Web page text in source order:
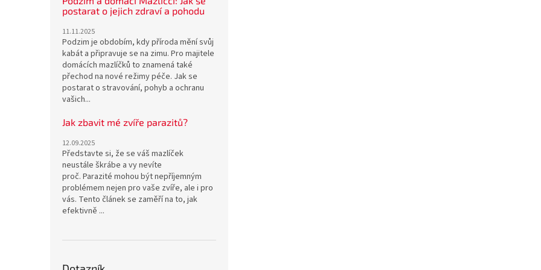
postarat o jejich zdraví a pohodu
11.11.2025
Podzim je obdobím, kdy příroda mění svůj
kabát a připravuje se na zimu. Pro majitele
domácích mazlíčků to znamená také
přechod na nové režimy péče. Jak se
postarat o stravování, pohyb a ochranu
vašich...
Jak zbavit mé zvíře parazitů?
12.09.2025
Představte si, že se váš mazlíček
neustále škrábe a vy nevíte
proč. Parazité mohou být nepříjemným
problémem nejen pro vaše zvíře, ale i pro
vás. Tento článek se zaměří na to, jak
efektivně ...